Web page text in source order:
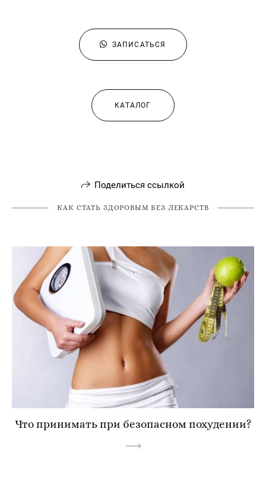
ЗАПИСАТЬСЯ
КАТАЛОГ
Поделиться ссылкой
КАК СТАТЬ ЗДОРОВЫМ БЕЗ ЛЕКАРСТВ
Что принимать при безопасном похудении?